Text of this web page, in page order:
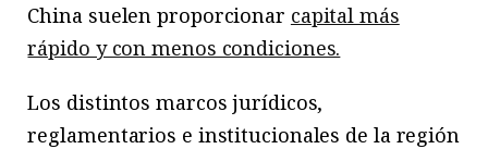
China suelen proporcionar capital más
rápido y con menos condiciones.
Los distintos marcos jurídicos,
reglamentarios e institucionales de la región